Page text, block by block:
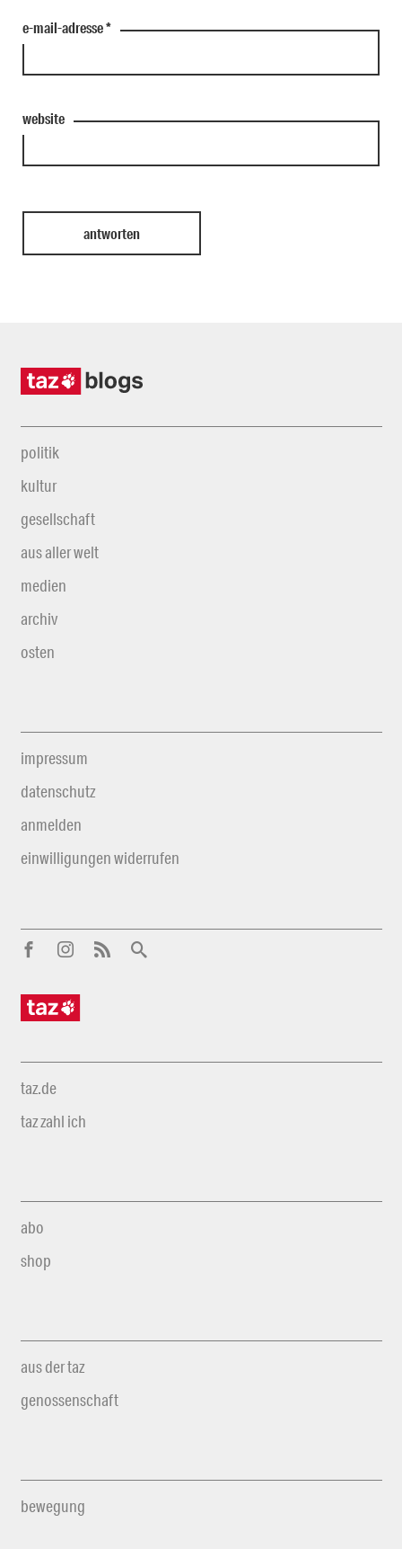
e-mail-adresse*
website
politik
kultur
gesellschaft
aus aller welt
medien
archiv
osten
impressum
datenschutz
anmelden
einwilligungen widerrufen
taz.de
taz zahl ich
abo
shop
aus der taz
genossenschaft
bewegung